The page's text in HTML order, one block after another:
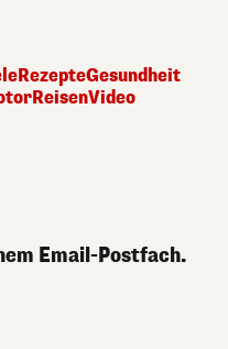
RezepteGesundheit
ReisenVideo
Email-Postfach.